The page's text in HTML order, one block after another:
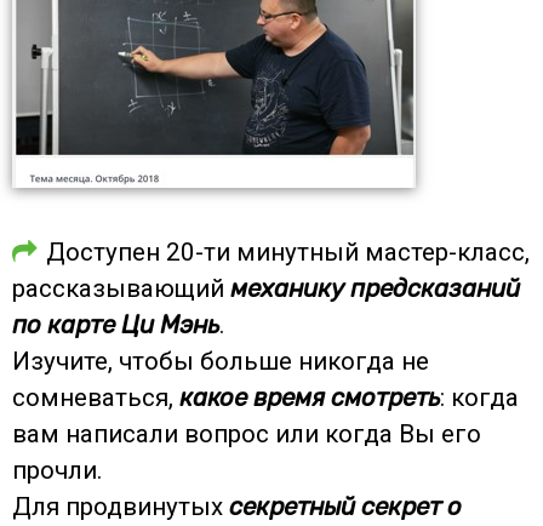
Доступен 20-ти минутный мастер-класс,
рассказывающий механику предсказаний
по карте Ци Мэнь.
Изучите, чтобы больше никогда не
сомневаться, какое время смотреть: когда
вам написали вопрос или когда Вы его
прочли.
Для продвинутых секретный секрет о